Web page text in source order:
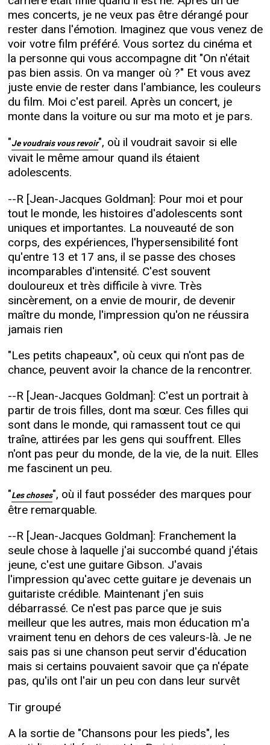
mes concerts, je ne veux pas être dérangé pour
rester dans l'émotion. Imaginez que vous venez de
voir votre film préféré. Vous sortez du cinéma et
la personne qui vous accompagne dit "On n'était
pas bien assis. On va manger où ?" Et vous avez
juste envie de rester dans l'ambiance, les couleurs
du film. Moi c'est pareil. Après un concert, je
monte dans la voiture ou sur ma moto et je pars.
"Je voudrais vous revoir", où il voudrait savoir si elle
vivait le même amour quand ils étaient
adolescents.
--R [Jean-Jacques Goldman]: Pour moi et pour
tout le monde, les histoires d'adolescents sont
uniques et importantes. La nouveauté de son
corps, des expériences, l'hypersensibilité font
qu'entre 13 et 17 ans, il se passe des choses
incomparables d'intensité. C'est souvent
douloureux et très difficile à vivre. Très
sincèrement, on a envie de mourir, de devenir
maître du monde, l'impression qu'on ne réussira
jamais rien
"Les petits chapeaux", où ceux qui n'ont pas de
chance, peuvent avoir la chance de la rencontrer.
--R [Jean-Jacques Goldman]: C'est un portrait à
partir de trois filles, dont ma sœur. Ces filles qui
sont dans le monde, qui ramassent tout ce qui
traîne, attirées par les gens qui souffrent. Elles
n'ont pas peur du monde, de la vie, de la nuit. Elles
me fascinent un peu.
"Les choses", où il faut posséder des marques pour
être remarquable.
--R [Jean-Jacques Goldman]: Franchement la
seule chose à laquelle j'ai succombé quand j'étais
jeune, c'est une guitare Gibson. J'avais
l'impression qu'avec cette guitare je devenais un
guitariste crédible. Maintenant j'en suis
débarrassé. Ce n'est pas parce que je suis
meilleur que les autres, mais mon éducation m'a
vraiment tenu en dehors de ces valeurs-là. Je ne
sais pas si une chanson peut servir d'éducation
mais si certains pouvaient savoir que ça n'épate
pas, qu'ils ont l'air un peu con dans leur survêt
Tir groupé
A la sortie de "Chansons pour les pieds", les